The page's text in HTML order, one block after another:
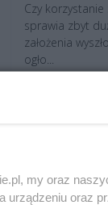
Czy
sprawia zbyt
założenia
ogło...
my oraz
urządzeniu oraz